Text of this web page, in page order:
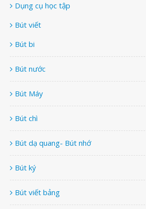
Dụng cụ học tập
Bút viết
Bút bi
Bút nước
Bút Máy
Bút chì
Bút dạ quang- Bút nhớ
Bút ký
Bút viết bảng